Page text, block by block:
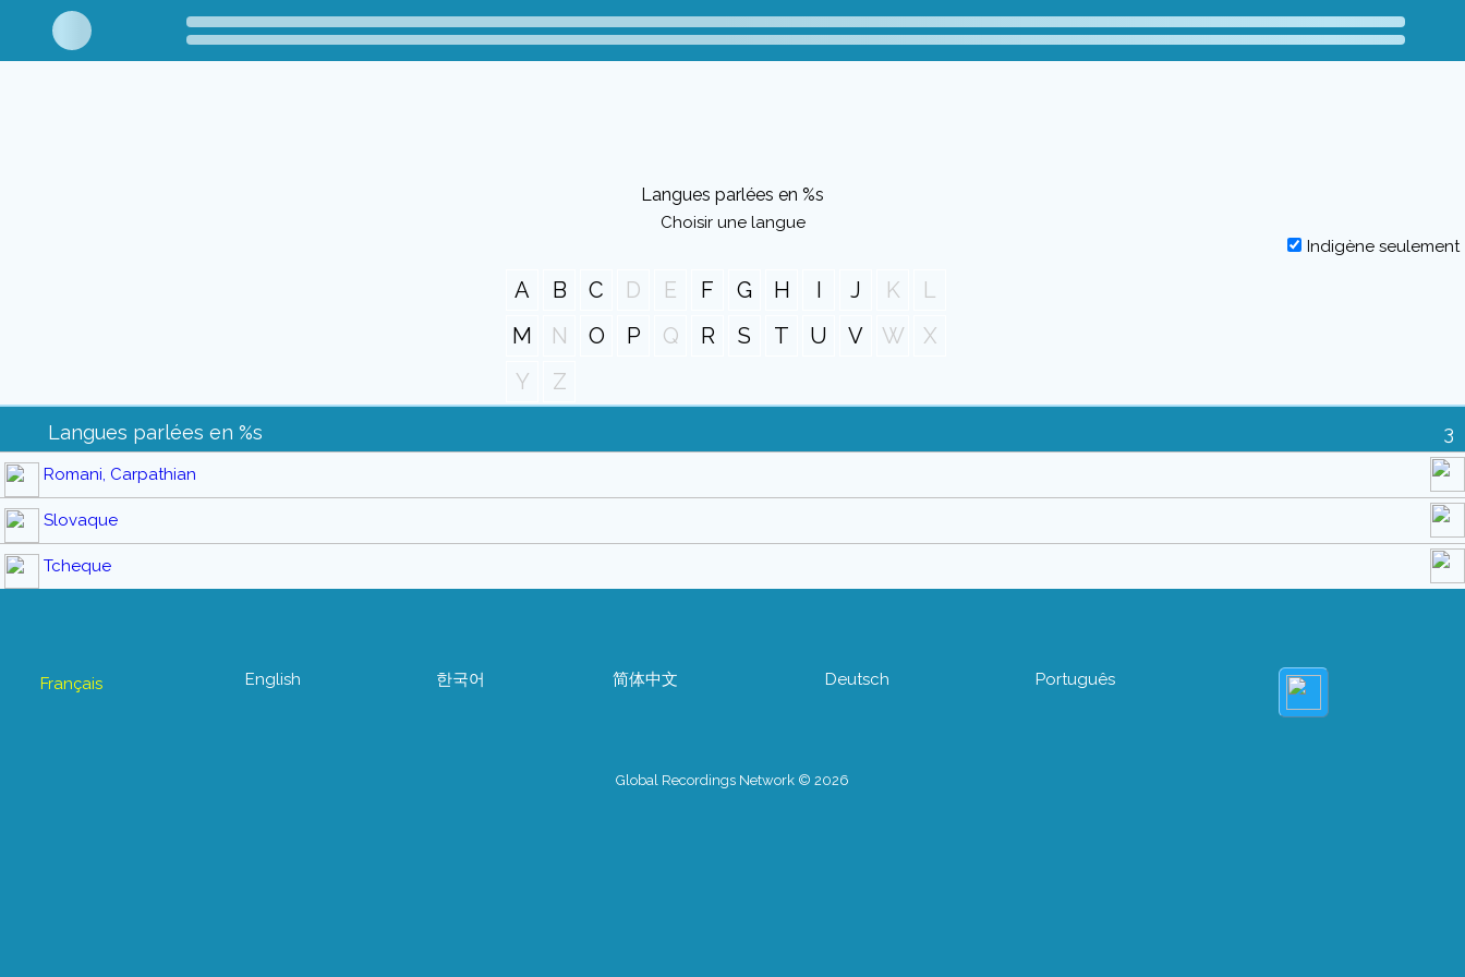
Langues parlées en %s
Choisir une langue
Indigène seulement
A B C D E F G H I J K
L
M
N O P Q R S T U V W
X
Y
Z
Langues parlées en %s 3
Romani, Carpathian
Slovaque
Tcheque
Français English 한국어 简体中文 Deutsch Português
Global Recordings Network © 2026